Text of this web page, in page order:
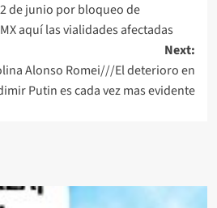
de junio por bloqueo de
aquí las vialidades afectadas
Next:
Alonso Romei///El deterioro en
Putin es cada vez mas evidente